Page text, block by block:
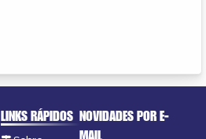
LINKS RÁPIDOS NOVIDADES POR E-
MAIL